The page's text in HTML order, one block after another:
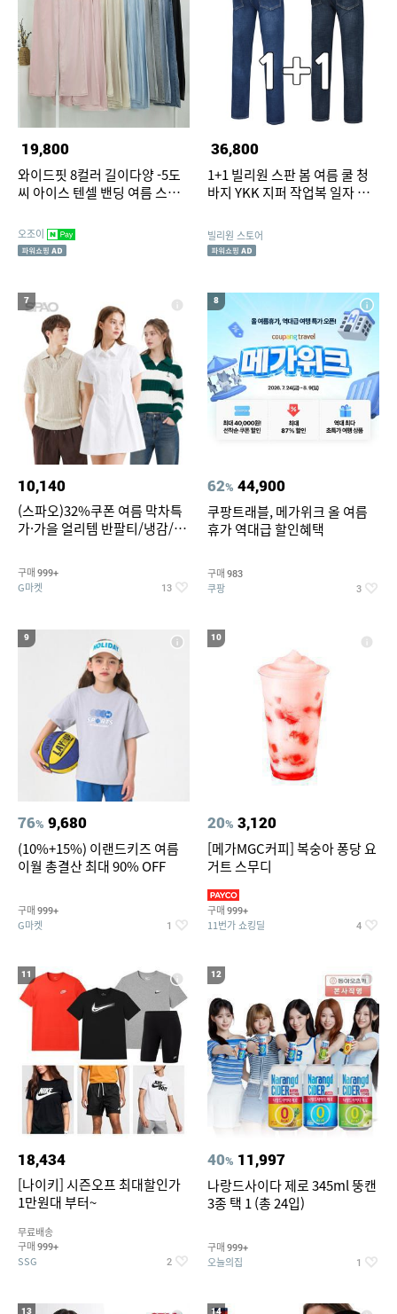
19,800
와이드핏 8컬러 길이다양 -5도
씨 아이스 텐셀 밴딩 여름 스판
오조이
36,800
1+1 빌리원 스판 봄 여름 쿨 청
바지 YKK 지퍼 작업복 일자 데
빌리원 스토어
7
10,140
(스파오)32%쿠폰 여름 막차특
가·가을 얼리템 반팔티/냉감/반
건 외 ~74%OFF
구매 999+
G마켓 13
8
62% 44,900
쿠팡트래블, 메가위크 올 여름
휴가 역대급 할인혜택
구매 983
쿠팡 3
9
76% 9,680
(10%+15%) 이랜드키즈 여름
이월 총결산 최대 90% OFF
구매 999+
G마켓 1
10
20% 3,120
[메가MGC커피] 복숭아 퐁당 요
거트 스무디
구매 999+
11번가 쇼킹딜 4
11
18,434
[나이키] 시즌오프 최대할인가
1만원대 부터~
무료배송
구매 999+
SSG 2
12
40% 11,997
나랑드사이다 제로 345ml 뚱캔
3종 택 1 (총 24입)
구매 999+
오늘의집 1
13 14